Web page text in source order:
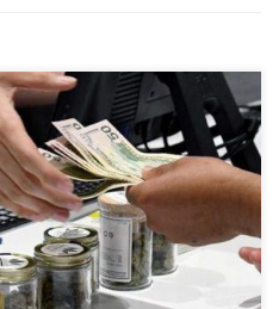
z podatku od marihuany
sprzedaży. Branża
w powijakach, ale rynek
ponad 30 milionów
Detaliści w Nevadzie
195 milionów dolarów w